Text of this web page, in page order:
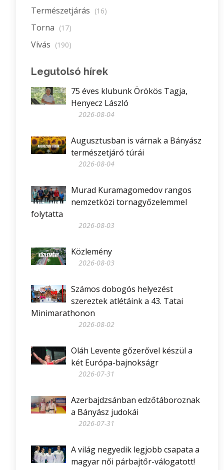
Természetjárás (16)
Torna (17)
Vívás (190)
Legutolsó hírek
75 éves klubunk Örökös Tagja,
Henyecz László
2026-08-04
Augusztusban is várnak a Bányász
természetjáró túrái
2026-08-04
Murad Kuramagomedov rangos
nemzetközi tornagyőzelemmel
folytatta
2026-08-03
Közlemény
2026-08-03
Számos dobogós helyezést
szereztek atlétáink a 43. Tatai
Minimarathonon
2026-08-02
Oláh Levente gőzerővel készül a
két Európa-bajnokságr
2026-07-31
Azerbajdzsánban edzőtáboroznak
a Bányász judokái
2026-07-31
A világ negyedik legjobb csapata a
magyar női párbajtőr-válogatott!